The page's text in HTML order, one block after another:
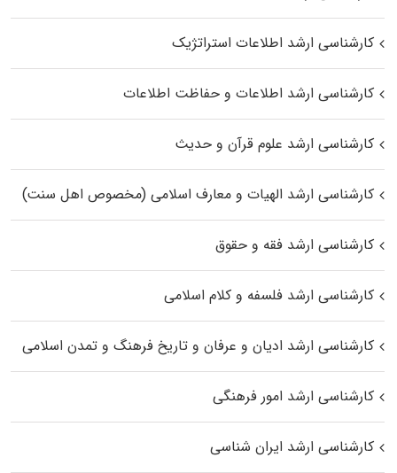
کارشناسی ارشد اطلاعات استراتژیک
کارشناسی ارشد اطلاعات و حفاظت اطلاعات
کارشناسی ارشد علوم قرآن و حدیث
کارشناسی ارشد الهیات و معارف اسلامی (مخصوص اهل سنت)
کارشناسی ارشد فقه و حقوق
کارشناسی ارشد فلسفه و کلام اسلامی
کارشناسی ارشد ادیان و عرفان و تاریخ فرهنگ و تمدن اسلامی
کارشناسی ارشد امور فرهنگی
کارشناسی ارشد ایران شناسی